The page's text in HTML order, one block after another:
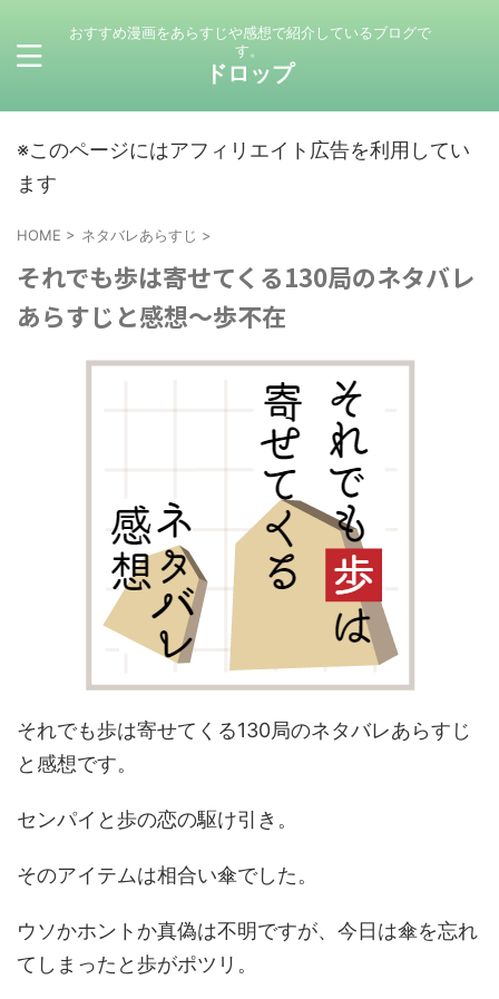
おすすめ漫画をあらすじや感想で紹介しているブログで
す。
ドロップ
※このページにはアフィリエイト広告を利用してい
ます
HOME > ネタバレあらすじ >
それでも歩は寄せてくる130局のネタバレ
あらすじと感想～歩不在
それでも歩は寄せてくる130局のネタバレあらすじ
と感想です。
センパイと歩の恋の駆け引き。
そのアイテムは相合い傘でした。
ウソかホントか真偽は不明ですが、今日は傘を忘れ
てしまったと歩がポツリ。